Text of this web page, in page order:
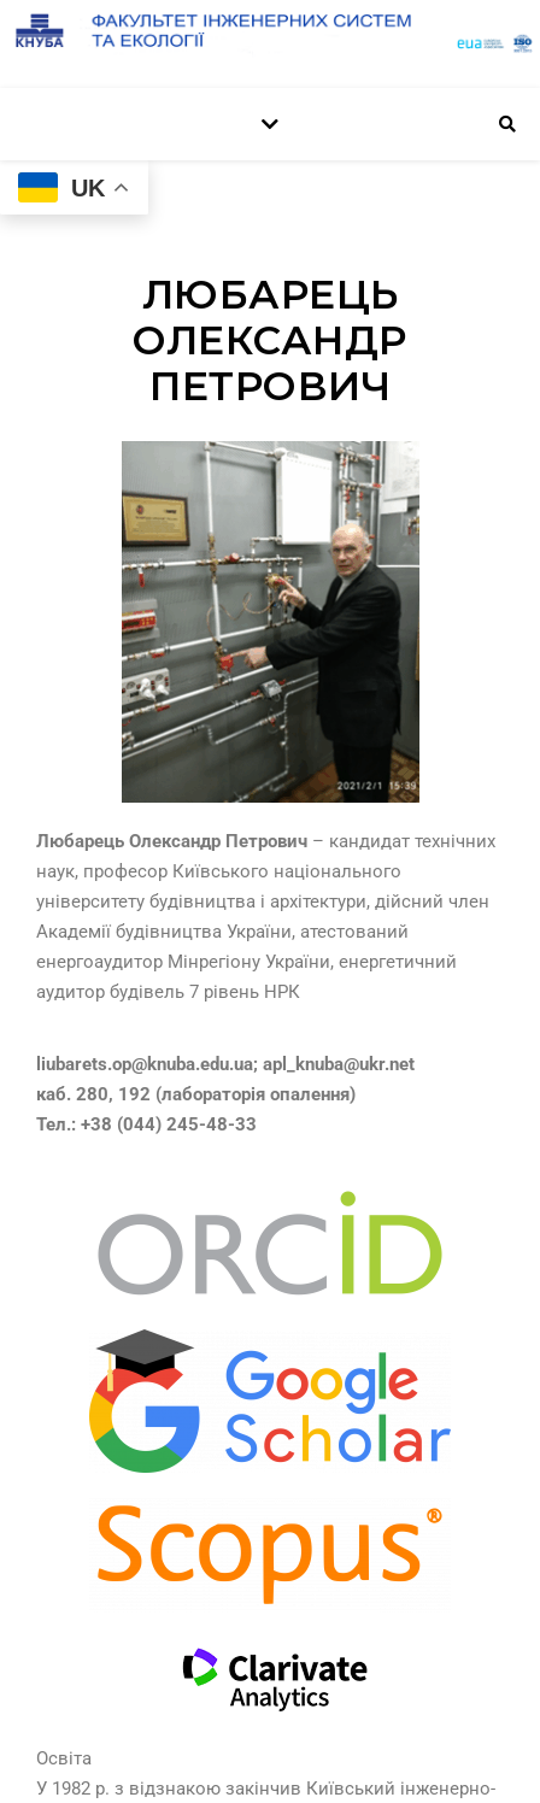
UK
ЛЮБАРЕЦЬ
ОЛЕКСАНДР
ПЕТРОВИЧ
Любарець Олександр Петрович – кандидат технічних
наук, професор Київського національного
університету будівництва і архітектури, дійсний член
Академії будівництва України, атестований
енергоаудитор Мінрегіону України, енергетичний
аудитор будівель 7 рівень НРК
liubarets.op@knuba.edu.ua; apl_knuba@ukr.net
каб. 280, 192 (лабораторія опалення)
Тел.: +38 (044) 245-48-33
Освіта
У 1982 р. з відзнакою закінчив Київський інженерно-